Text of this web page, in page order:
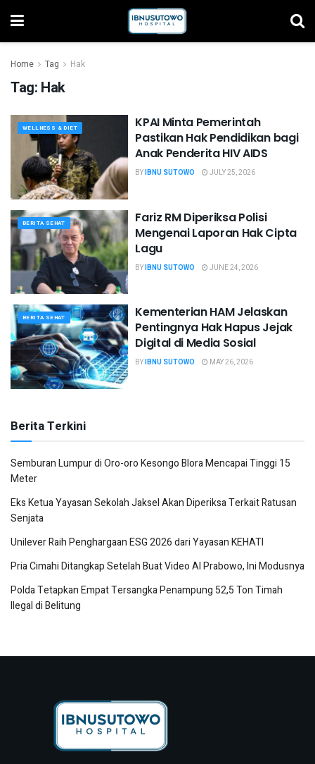
Home Tag Hak
Tag: Hak
WELLNESS & DIET
KPAI Minta Pemerintah
Pastikan Hak Pendidikan bagi
Anak Penderita HIV AIDS
BYIBNU SUTOWO JULY 25, 2026
BERITA SEHAT
Fariz RM Diperiksa Polisi
Mengenai Laporan Hak Cipta
Lagu
BYIBNU SUTOWO JUNE 24, 2026
BERITA SEHAT
Kementerian HAM Jelaskan
Pentingnya Hak Hapus Jejak
Digital di Media Sosial
BYIBNU SUTOWO MAY 26, 2026
Berita Terkini
Semburan Lumpur di Oro-oro Kesongo Blora Mencapai Tinggi 15
Meter
Eks Ketua Yayasan Sekolah Jaksel Akan Diperiksa Terkait Ratusan
Senjata
Unilever Raih Penghargaan ESG 2026 dari Yayasan KEHATI
Pria Cimahi Ditangkap Setelah Buat Video AI Prabowo, Ini Modusnya
Polda Tetapkan Empat Tersangka Penampung 52,5 Ton Timah
Ilegal di Belitung